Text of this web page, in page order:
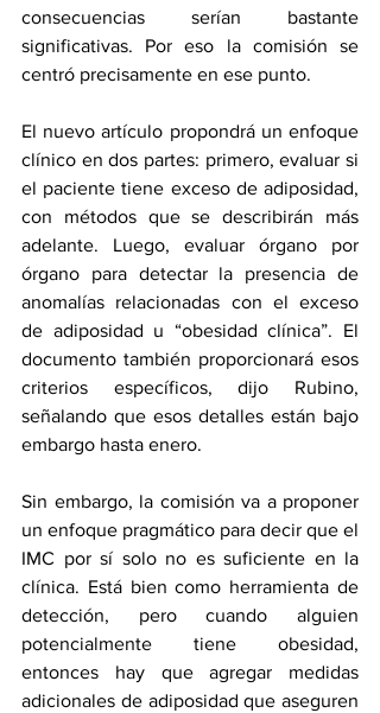
consecuencias serían bastante
significativas. Por eso la comisión se
centró precisamente en ese punto.
El nuevo artículo propondrá un enfoque
clínico en dos partes: primero, evaluar si
el paciente tiene exceso de adiposidad,
con métodos que se describirán más
adelante. Luego, evaluar órgano por
órgano para detectar la presencia de
anomalías relacionadas con el exceso
de adiposidad u “obesidad clínica”. El
documento también proporcionará esos
criterios específicos, dijo Rubino,
señalando que esos detalles están bajo
embargo hasta enero.
Sin embargo, la comisión va a proponer
un enfoque pragmático para decir que el
IMC por sí solo no es suficiente en la
clínica. Está bien como herramienta de
detección, pero cuando alguien
potencialmente tiene obesidad,
entonces hay que agregar medidas
adicionales de adiposidad que aseguren